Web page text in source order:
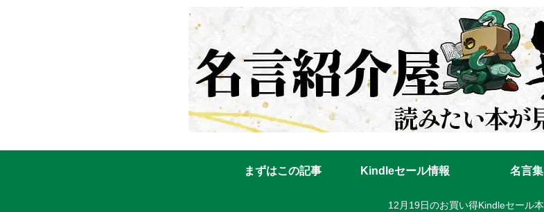
まずはこの記事 Kindleセール情報 名言集
12月19日のお買い得Kindleセール本